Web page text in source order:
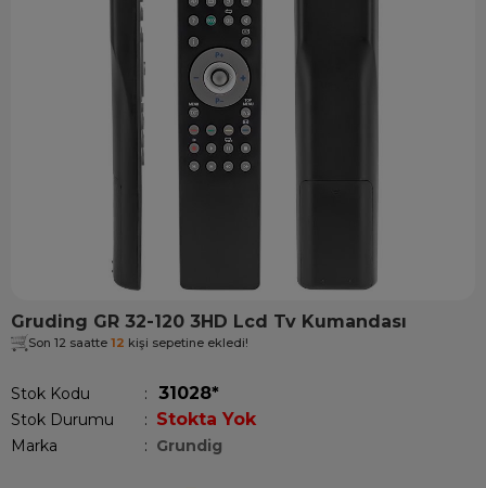
Gruding GR 32-120 3HD Lcd Tv Kumandası
Son 12 saatte 12 kişi sepetine ekledi!
Stok Kodu 31028*
Stok Durumu : Stokta Yok
Marka : Grundig